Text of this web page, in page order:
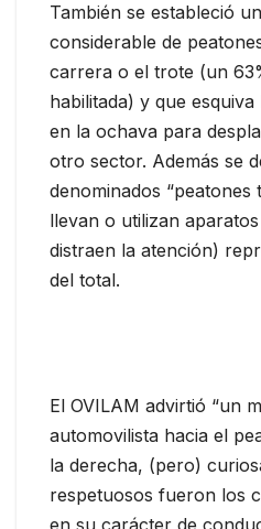
También se estableció
considerable de
carrera o el trote (un
habilitada) y que
en la ochava para
otro sector. Además se
denominados “peatones
llevan o utilizan
distraen la atención)
del total.
El OVILAM advirtió “un
automovilista hacia el
la derecha, (pero)
respetuosos fueron los